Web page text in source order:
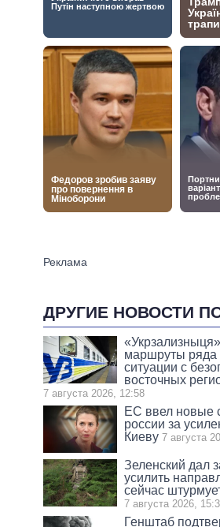
ДРУГИЕ НОВОСТИ
маршруты ряда
ситуации с
восточных
7 августа 2026, 12:58
ЕС ввел новые
россии за
Киеву 7 августа
Зеленский дал
усилить
сейчас
7 августа 2026,
Генштаб